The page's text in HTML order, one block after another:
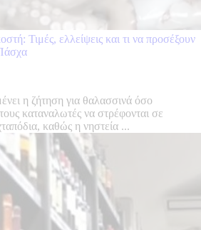
Τιμές, ελλείψεις και τι να προσέξουν
η ζήτηση για θαλασσινά όσο
καταναλωτές να στρέφονται σε
καθώς η νηστεία ...